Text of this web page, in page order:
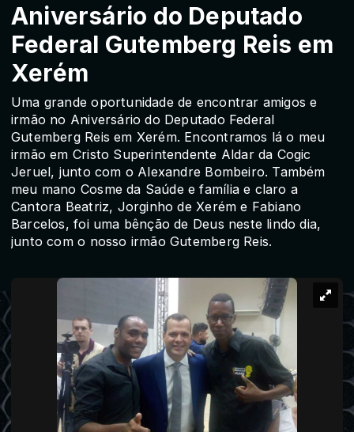
Aniversário do Deputado
Federal Gutemberg Reis em
Xerém
Uma grande oportunidade de encontrar amigos e
irmão no Aniversário do Deputado Federal
Gutemberg Reis em Xerém. Encontramos lá o meu
irmão em Cristo Superintendente Aldar da Cogic
Jeruel, junto com o Alexandre Bombeiro. Também
meu mano Cosme da Saúde e família e claro a
Cantora Beatriz, Jorginho de Xerém e Fabiano
Barcelos, foi uma bênção de Deus neste lindo dia,
junto com o nosso irmão Gutemberg Reis.